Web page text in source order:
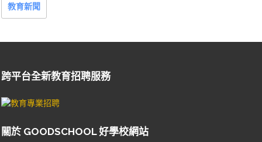
教育新聞
跨平台全新教育招聘服務
關於 GOODSCHOOL 好學校網站